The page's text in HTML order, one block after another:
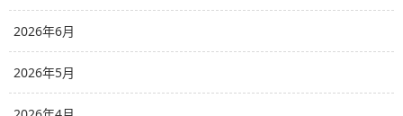
2026年6月
2026年5月